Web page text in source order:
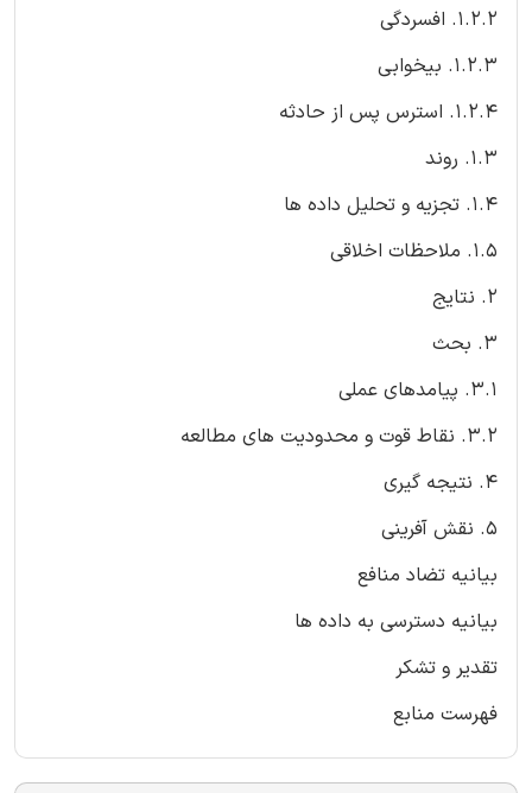
1.2.2. افسردگی
1.2.3. بیخوابی
1.2.4. استرس پس از حادثه
1.3. روند
1.4. تجزیه و تحلیل داده ها
1.5. ملاحظات اخلاقی
2. نتایج
3. بحث
3.1. پیامدهای عملی
3.2. نقاط قوت و محدودیت های مطالعه
4. نتیجه گیری
5. نقش آفرینی
بیانیه تضاد منافع
بیانیه دسترسی به داده ها
تقدیر و تشکر
فهرست منابع